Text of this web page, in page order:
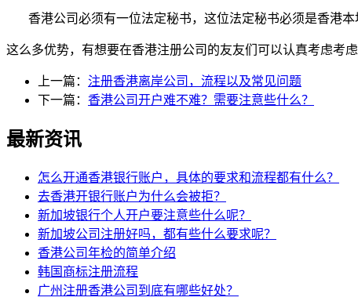
香港公司必须有一位法定秘书，这位法定秘书必须是香港
这么多优势，有想要在香港注册公司的友友们可以认真考虑考
上一篇： 注册香港离岸公司，流程以及常见问题
下一篇： 香港公司开户难不难？需要注意些什么？
最新资讯
怎么开通香港银行账户，具体的要求和流程都有什么？
去香港开银行账户为什么会被拒？
新加坡银行个人开户要注意些什么呢？
新加坡公司注册好吗，都有些什么要求呢？
香港公司年检的简单介绍
韩国商标注册流程
广州注册香港公司到底有哪些好处？